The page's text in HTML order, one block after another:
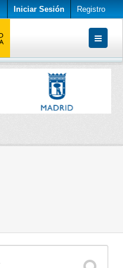
Iniciar Sesión Registro